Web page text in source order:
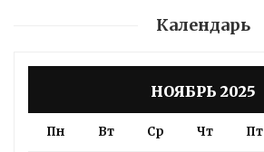
Календарь
НОЯБРЬ 2025
Пн Вт Ср Чт Пт